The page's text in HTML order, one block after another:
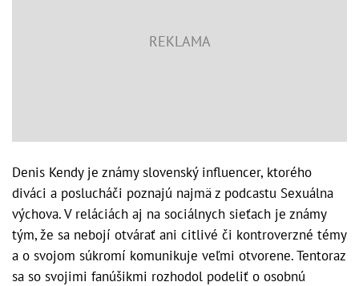
Denis Kendy je známy slovenský influencer, ktorého
diváci a poslucháči poznajú najmä z podcastu Sexuálna
výchova. V reláciách aj na sociálnych sieťach je známy
tým, že sa nebojí otvárať ani citlivé či kontroverzné témy
a o svojom súkromí komunikuje veľmi otvorene. Tentoraz
sa so svojimi fanúšikmi rozhodol podeliť o osobnú